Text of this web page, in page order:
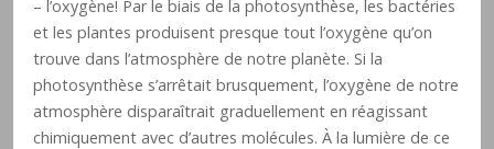
– l’oxygène! Par le biais de la photosynthèse, les bactéries
et les plantes produisent presque tout l’oxygène qu’on
trouve dans l’atmosphère de notre planète. Si la
photosynthèse s’arrêtait brusquement, l’oxygène de notre
atmosphère disparaîtrait graduellement en réagissant
chimiquement avec d’autres molécules. À la lumière de ce